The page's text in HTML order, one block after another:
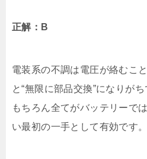
正解：B
電装系の不調は電圧が絡むこ
と“無限に部品交換”になりがち
もちろん全てがバッテリーで
い最初の一手として有効です。